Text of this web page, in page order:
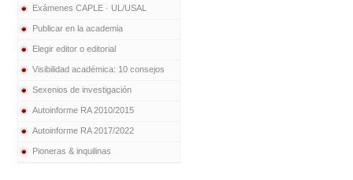
Exámenes CAPLE · UL/USAL
Publicar en la academia
Elegir editor o editorial
Visibilidad académica: 10 consejos
Sexenios de investigación
Autoinforme RA 2010/2015
Autoinforme RA 2017/2022
Pioneras & inquilinas